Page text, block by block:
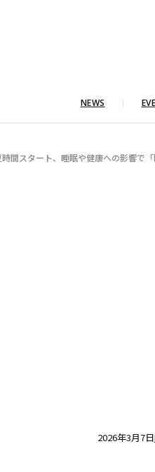
NEWS
時間スタート、睡眠や健康への影響で
2026年3月7日